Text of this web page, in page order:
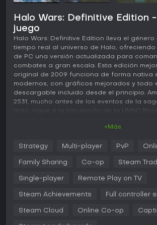
Halo Wars: Definitive Edition -
juego
Halo Wars: Definitive Edition lleva el
tiempo real al universo de Halo,
de PC una versión actualizada para
combates a gran escala. Esta edición
original de 2009 funciona de forma nativa
modernos, con gráficos mejorados y todo
descargable incluido desde el principio.
2531, mucho antes de los eventos de la
Halo, sigue a la tripulación de la UNSC
como Harvest y Arcadia, donde descubren
recursos para construir y ampliar bases,
con unidades de reconocimiento que
plataformas de suministros y otras
acelerar la acumulación. Las bases
+Más
Strategy Multi-player PvP
Family Sharing Co-op Steam
Single-player Remote Play on TV
Steam Achievements Full controller
Steam Cloud Online Co-op